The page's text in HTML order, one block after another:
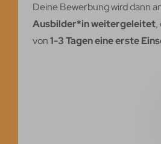
Deine Bewerbung wird dann
Ausbilder*in weitergeleitet,
von1-3 Tagen eine erste